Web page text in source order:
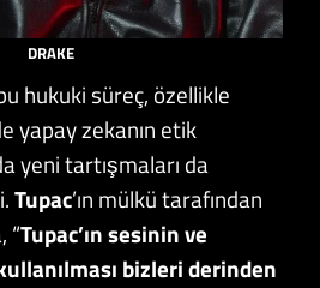
DRAKE
hukuki süreç, özellikle
yapay zekanın etik
yeni tartışmaları da
Tupac’ın mülkü tarafından
“Tupac’ın sesinin ve
bizleri derinden